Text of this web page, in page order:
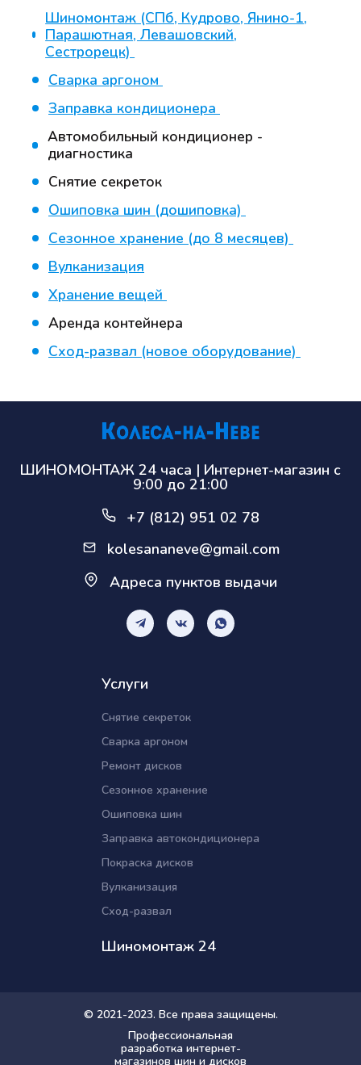
Шиномонтаж (СПб, Кудрово, Янино-1,
Парашютная, Левашовский,
Сестрорецк)
Сварка аргоном
Заправка кондиционера
Автомобильный кондиционер -
диагностика
Снятие секреток
Ошиповка шин (дошиповка)
Сезонное хранение (до 8 месяцев)
Вулканизация
Хранение вещей
Аренда контейнера
Сход-развал (новое оборудование)
ШИНОМОНТАЖ 24 часа | Интернет-магазин с
9:00 до 21:00
+7 (812) 951 02 78
kolesananeve@gmail.com
Адреса пунктов выдачи
Услуги
Снятие секреток
Сварка аргоном
Ремонт дисков
Сезонное хранение
Ошиповка шин
Заправка автокондиционера
Покраска дисков
Вулканизация
Сход-развал
Шиномонтаж 24
© 2021-2023. Все права защищены.
Профессиональная
разработка интернет-
магазинов шин и дисков